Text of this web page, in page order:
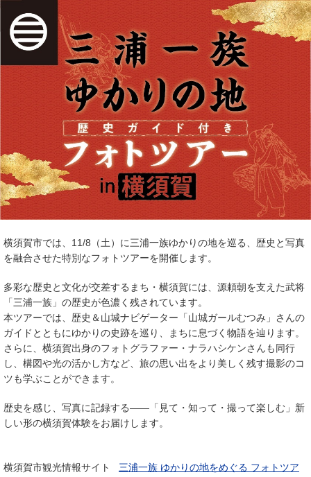
横須賀市では、11/8（土）に三浦一族ゆかりの地を巡る、歴史と写真
を融合させた特別なフォトツアーを開催します。
多彩な歴史と文化が交差するまち・横須賀には、源頼朝を支えた武将
「三浦一族」の歴史が色濃く残されています。
本ツアーでは、歴史＆山城ナビゲーター「山城ガールむつみ」さんの
ガイドとともにゆかりの史跡を巡り、まちに息づく物語を辿ります。
さらに、横須賀出身のフォトグラファー・ナラハシケンさんも同行
し、構図や光の活かし方など、旅の思い出をより美しく残す撮影のコ
ツも学ぶことができます。
歴史を感じ、写真に記録する――「見て・知って・撮って楽しむ」新
しい形の横須賀体験をお届けします。
横須賀市観光情報サイト 三浦一族 ゆかりの地をめぐる フォトツア